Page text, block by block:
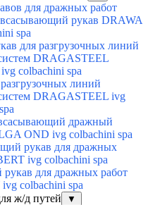
для дражных работ
рукав DRAWA
spa
для разгрузочных линий
DRAGASTEEL
colbachini spa
линий
DRAGASTEEL ivg
дражный
OND ivg colbachini spa
рукав для дражных
ivg colbachini spa
для дражных работ
colbachini spa
ж/д путей
▼